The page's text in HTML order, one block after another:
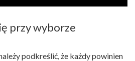
przy wyborze
podkreślić, że każdy powinien